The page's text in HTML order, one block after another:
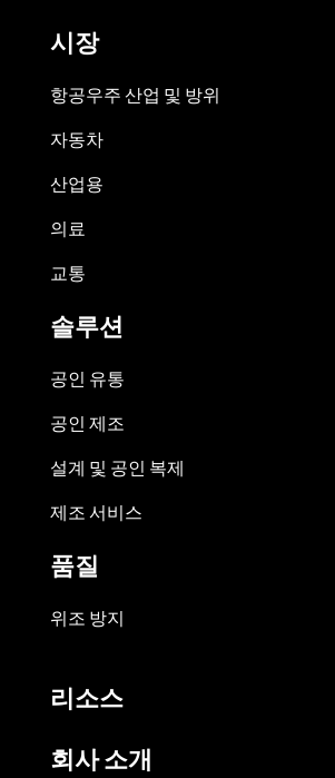
시장
항공우주 산업 및 방위
자동차
산업용
의료
교통
솔루션
공인 유통
공인 제조
설계 및 공인 복제
제조 서비스
품질
위조 방지
리소스
회사 소개